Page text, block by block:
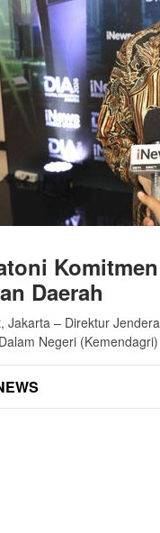
Daerah
Jakarta – Direktur
Negeri